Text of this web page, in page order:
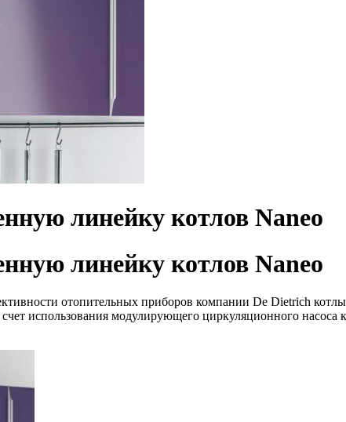
линейку котлов Naneo
линейку котлов Naneo
отопительных приборов компании De Dietrich
использования модулирующего циркуляционного